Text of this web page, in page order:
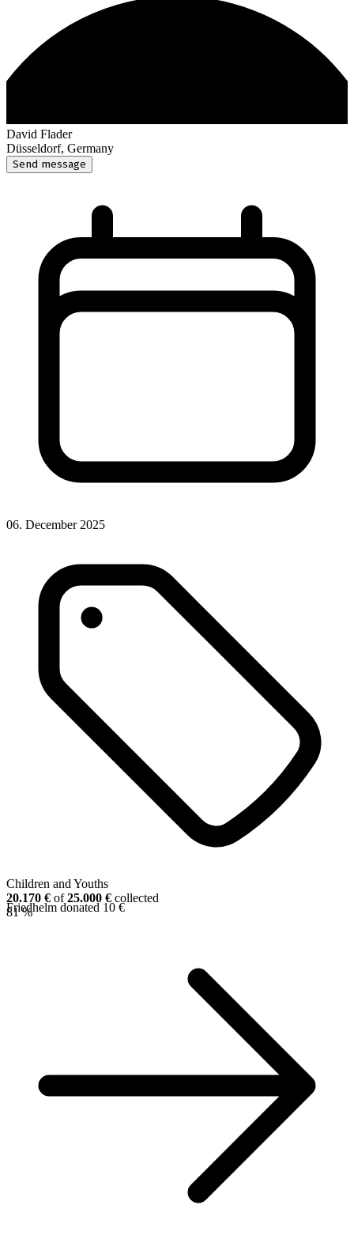
David Flader
Düsseldorf, Germany
Send message
06. December 2025
Children and Youths
20.170 € of25.000 € collected
81 %
Friedhelm donated 10 €